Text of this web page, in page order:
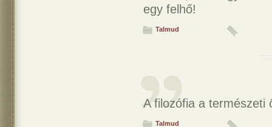
egy felhő!
Talmud
A filozófia a természeti
Talmud